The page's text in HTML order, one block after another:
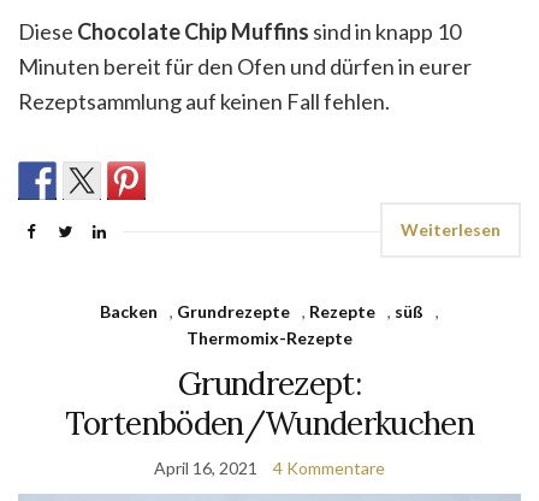
Diese Chocolate Chip Muffins sind in knapp 10
Minuten bereit für den Ofen und dürfen in eurer
Rezeptsammlung auf keinen Fall fehlen.
Weiterlesen
Backen , Grundrezepte , Rezepte , süß
,
Thermomix-Rezepte
Grundrezept:
Tortenböden/Wunderkuchen
April 16, 2021 4 Kommentare